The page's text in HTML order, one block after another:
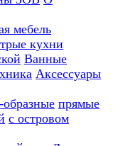
мебель
кухни
Ванные
Аксессуары
образные прямые
с островом